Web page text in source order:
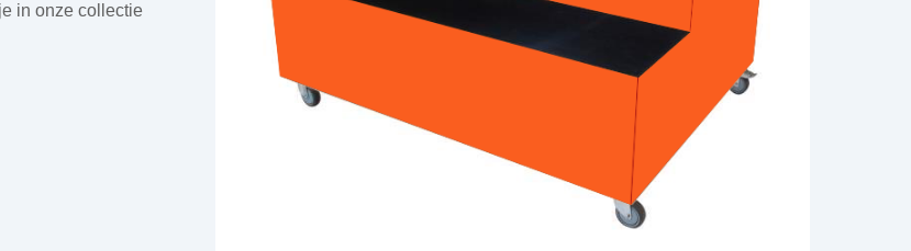
in onze collectie